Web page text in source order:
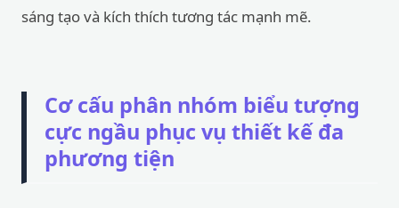
sáng tạo và kích thích tương tác mạnh mẽ.
Cơ cấu phân nhóm biểu tượng
cực ngầu phục vụ thiết kế đa
phương tiện